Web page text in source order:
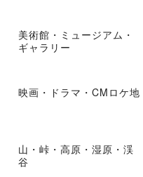
美術館・ミュージアム・
ギャラリー
映画・ドラマ・CMロケ地
山・峠・高原・湿原・渓
谷